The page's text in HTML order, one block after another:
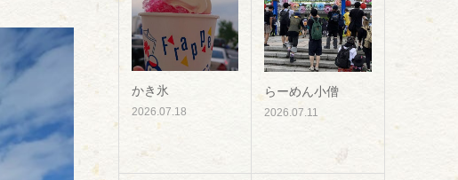
かき氷
2026.07.18
らーめん小僧
2026.07.11